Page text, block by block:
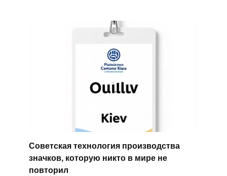
Советская технология производства
значков, которую никто в мире не
повторил